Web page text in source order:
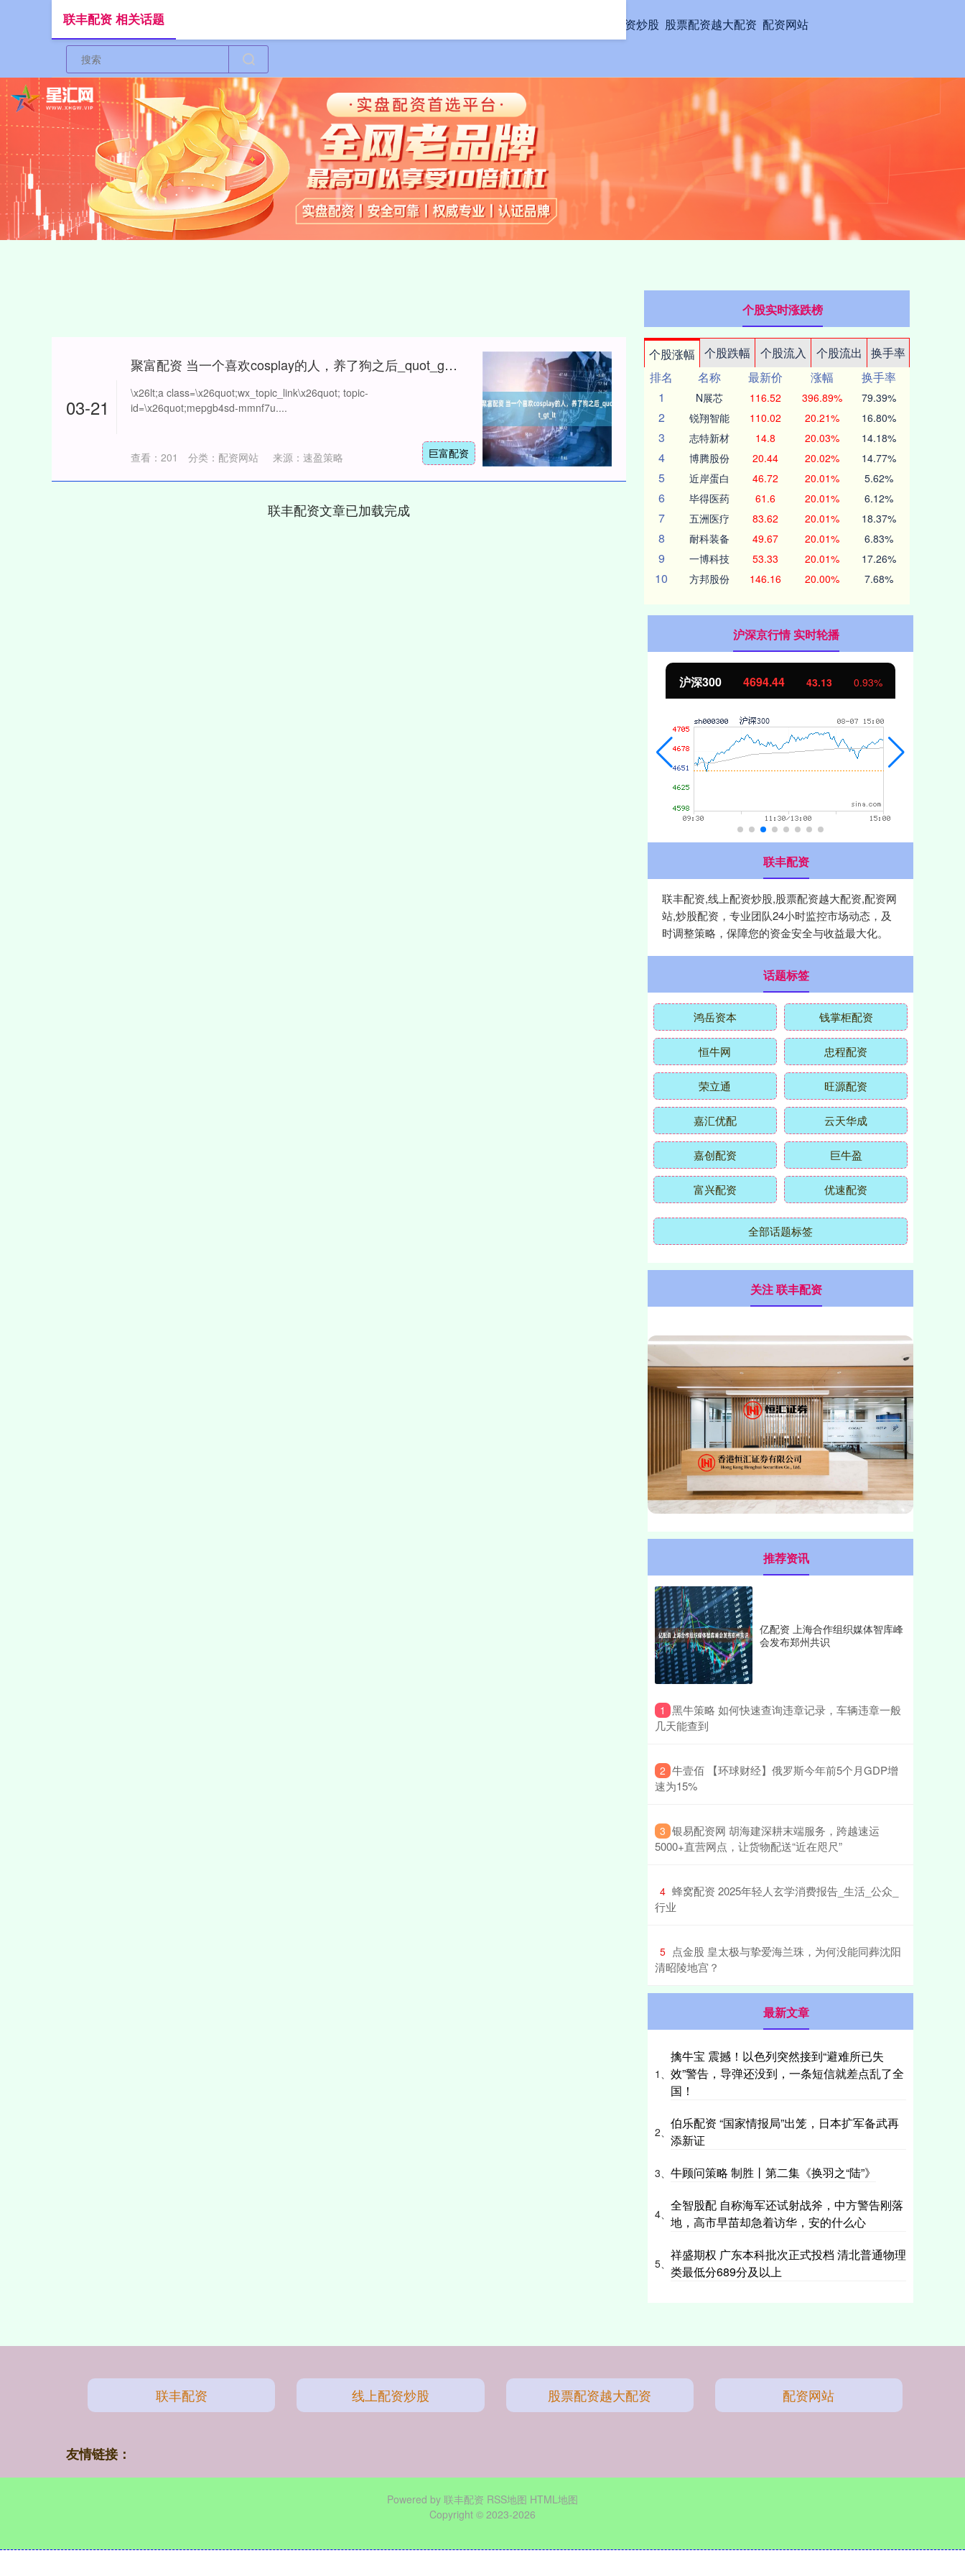
线上配资炒股 股票配资越大配资 配资网站
联丰配资 相关话题
03-21
聚富配资 当一个喜欢cosplay的人，养了狗之后_quot_gt_lt
\x26lt;a class=\x26quot;wx_topic_link\x26quot; topic-
id=\x26quot;mepgb4sd-mmnf7u....
巨富配资
来源：速盈策略
查看： 201 分类： 配资网站
联丰配资文章已加载完成
个股实时涨跌榜
个股涨幅 个股跌幅 个股流入 个股流出
换手率
排名
名称 最新价 涨幅
换手率
1
N展芯 116.52 396.89% 79.39%
2 锐翔智能 110.02 20.21% 16.80%
3 志特新材 14.8 20.03% 14.18%
4 博腾股份 20.44 20.02% 14.77%
5 近岸蛋白 46.72 20.01% 5.62%
6 毕得医药 61.6 20.01% 6.12%
7 五洲医疗 83.62 20.01% 18.37%
8 耐科装备 49.67 20.01% 6.83%
9 一博科技 53.33 20.01% 17.26%
10 方邦股份 146.16 20.00% 7.68%
沪深京行情 实时轮播
北证50 1134.24 11.37 1.01%
联丰配资
联丰配资,线上配资炒股,股票配资越大配资,配资网
站,炒股配资，专业团队24小时监控市场动态，及
时调整策略，保障您的资金安全与收益最大化。
话题标签
鸿岳资本 钱掌柜配资
恒牛网 忠程配资
荣立通 旺源配资
嘉汇优配 云天华成
嘉创配资 巨牛盈
富兴配资 优速配资
全部话题标签
关注 联丰配资
推荐资讯
亿配资 上海合作组织媒体智库峰
会发布郑州共识
1 ​黑牛策略 如何快速查询违章记录，车辆违章一般
几天能查到
2 ​牛壹佰 【环球财经】俄罗斯今年前5个月GDP增
速为15%
3 ​银易配资网 胡海建深耕末端服务，跨越速运
5000+直营网点，让货物配送“近在咫尺”
4 ​蜂窝配资 2025年轻人玄学消费报告_生活_公众_
行业
5 ​点金股 皇太极与挚爱海兰珠，为何没能同葬沈阳
清昭陵地宫？
最新文章
1、
擒牛宝 震撼！以色列突然接到“避难所已失
效”警告，导弹还没到，一条短信就差点乱了全
国！
2、
伯乐配资 “国家情报局”出笼，日本扩军备武再
添新证
3、 牛顾问策略 制胜丨第二集《换羽之“陆”》
4、
全智股配 自称海军还试射战斧，中方警告刚落
地，高市早苗却急着访华，安的什么心
5、
祥盛期权 广东本科批次正式投档 清北普通物理
类最低分689分及以上
联丰配资 线上配资炒股 股票配资越大配资 配资网站
友情链接：
Powered by 联丰配资 RSS地图 HTML地图
Copyright © 2023-2026